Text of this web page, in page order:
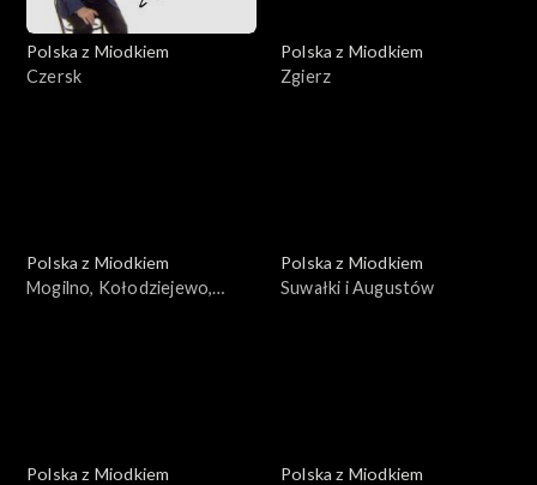
Polska z Miodkiem
Czersk
Polska z Miodkiem
Zgierz
Polska z Miodkiem
Mogilno, Kołodziejewo,
Polska z Miodkiem
Suwałki i Augustów
Polska z Miodkiem
Polska z Miodkiem